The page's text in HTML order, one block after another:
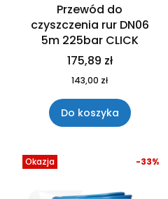
Przewód do
czyszczenia rur DN06
5m 225bar CLICK
175,89 zł
143,00 zł
Do koszyka
Okazja -33%